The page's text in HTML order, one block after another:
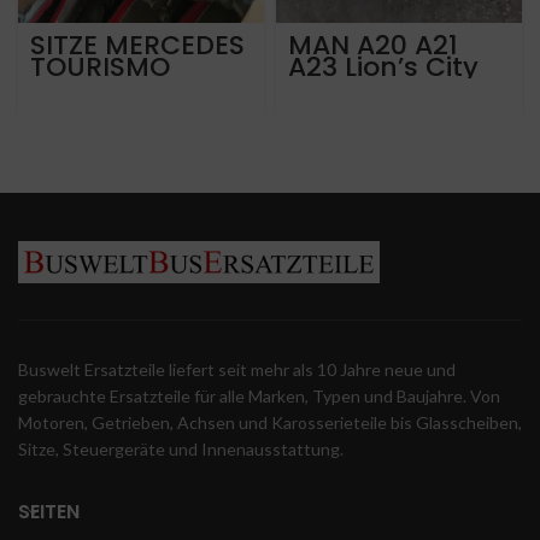
SITZE MERCEDES
TOURISMO
TRAVEGO
MAN A20 A21
A23 Lion’s City
AUSPUFF EURO
Buswelt Ersatzteile liefert seit mehr als 10 Jahre neue und
gebrauchte Ersatzteile für alle Marken, Typen und Baujahre. Von
Motoren, Getrieben, Achsen und Karosserieteile bis Glasscheiben,
Sitze, Steuergeräte und Innenausstattung.
SEITEN